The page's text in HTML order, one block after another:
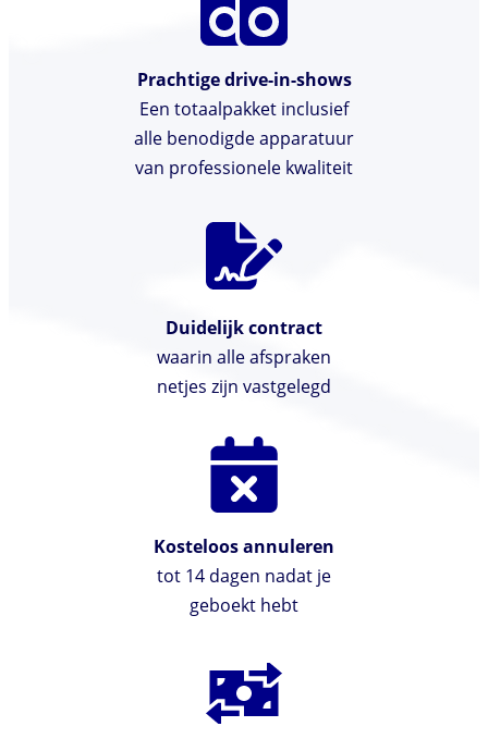
Prachtige drive-in-shows
Een totaalpakket inclusief
alle benodigde apparatuur
van professionele kwaliteit
Duidelijk contract
waarin alle afspraken
netjes zijn vastgelegd
Kosteloos annuleren
tot 14 dagen nadat je
geboekt hebt